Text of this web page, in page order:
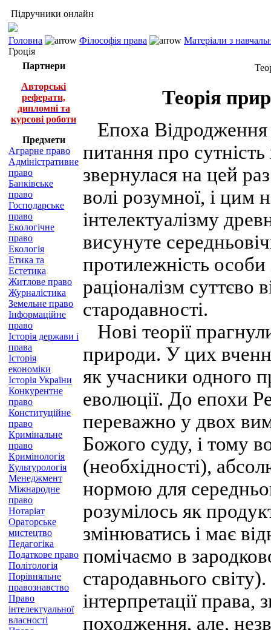
Підручники онлайн
Головна Філософія права
Матеріали з
Гроція
Партнери
Авторські
реферати,
дипломні та
курсові роботи
Предмети
Аграрне право
Адміністративне
право
Банківське
право
Господарське
право
Екологічне
право
Екологія
Етика та
Естетика
Житлове право
Журналістика
Земельне право
Інформаційне
право
Історія держави і
права
Історія
економіки
Історія України
Конкурентне
право
Конституційне
право
Кримінальне
право
Кримінологія
Культурологія
Менеджмент
Міжнародне
право
Нотаріат
Ораторське
мистецтво
Педагогіка
Податкове право
Політологія
Порівняльне
правознавство
Право
інтелектуальної
власності
Теорія
Епоха Відродження
питання про
звернулася на цей
волі розумної, і цим
інтелектуалізму
висунуте
протилежність
раціоналізм суттєво
стародавності.
Нові теорії
природи. У цих
як учасники одного
еволюції. До епохи
переважно у двох
Божого суду, і тому
(необхідності),
нормою для
розумілось як
змінюватись і має
помічаємо в
стародавнього
інтерпретації
походження, але,